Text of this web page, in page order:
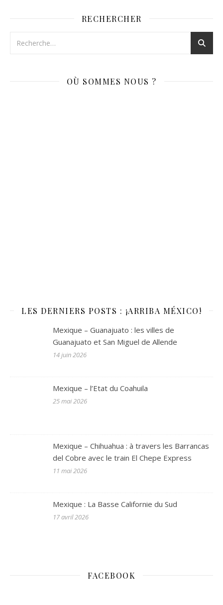
RECHERCHER
OÙ SOMMES NOUS ?
LES DERNIERS POSTS : ¡ARRIBA MÉXICO!
Mexique – Guanajuato : les villes de
Guanajuato et San Miguel de Allende
14 juin 2026
Mexique – l’Etat du Coahuila
25 mai 2026
Mexique – Chihuahua : à travers les Barrancas
del Cobre avec le train El Chepe Express
11 mai 2026
Mexique : La Basse Californie du Sud
17 avril 2026
FACEBOOK